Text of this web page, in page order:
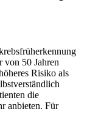
von 50 Jahren
Risiko als
die
anbieten. Für